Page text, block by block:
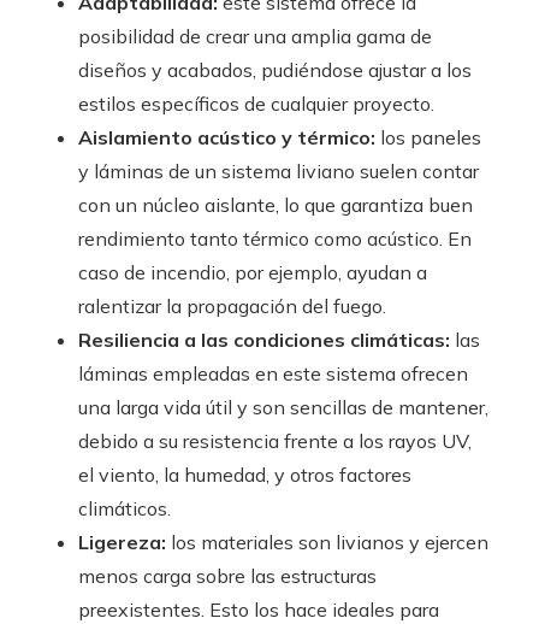
posibilidad de crear una amplia gama de
diseños y acabados, pudiéndose ajustar a los
estilos específicos de cualquier proyecto.
Aislamiento acústico y térmico: los paneles
y láminas de un sistema liviano suelen contar
con un núcleo aislante, lo que garantiza buen
rendimiento tanto térmico como acústico. En
caso de incendio, por ejemplo, ayudan a
ralentizar la propagación del fuego.
Resiliencia a las condiciones climáticas: las
láminas empleadas en este sistema ofrecen
una larga vida útil y son sencillas de mantener,
debido a su resistencia frente a los rayos UV,
el viento, la humedad, y otros factores
climáticos.
Ligereza: los materiales son livianos y ejercen
menos carga sobre las estructuras
preexistentes. Esto los hace ideales para